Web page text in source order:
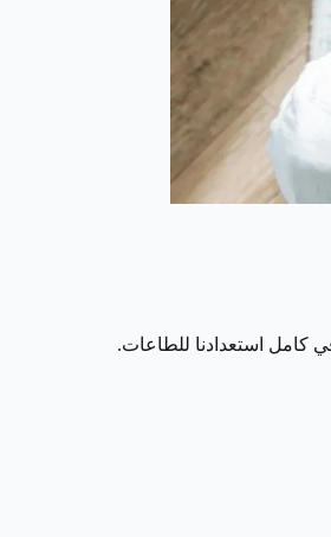
كامل استعدادنا للطاعات.